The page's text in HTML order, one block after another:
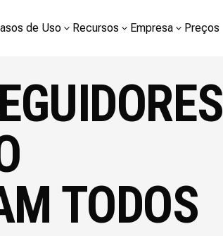
de Uso Recursos Empresa Preços
TODOS